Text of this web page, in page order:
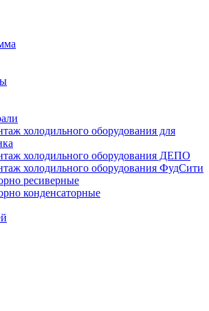
холодильного оборудования для
холодильного оборудования ДЕПО
холодильного оборудования ФудСити
ресиверные
конденсаторные